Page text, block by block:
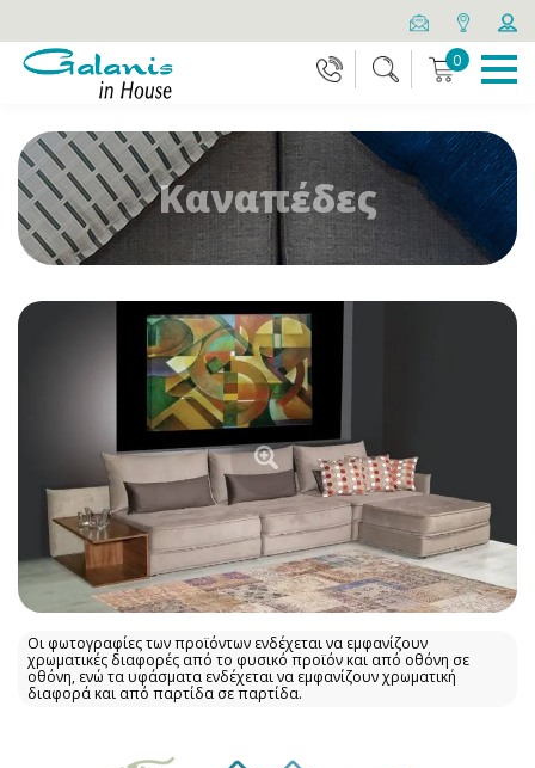
0
Καναπέδες
Οι φωτογραφίες των προϊόντων ενδέχεται να εμφανίζουν
χρωματικές διαφορές από το φυσικό προϊόν και από οθόνη σε
οθόνη, ενώ τα υφάσματα ενδέχεται να εμφανίζουν χρωματική
διαφορά και από παρτίδα σε παρτίδα.